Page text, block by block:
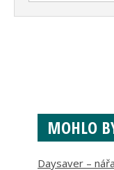
MOHLO
Daysaver –